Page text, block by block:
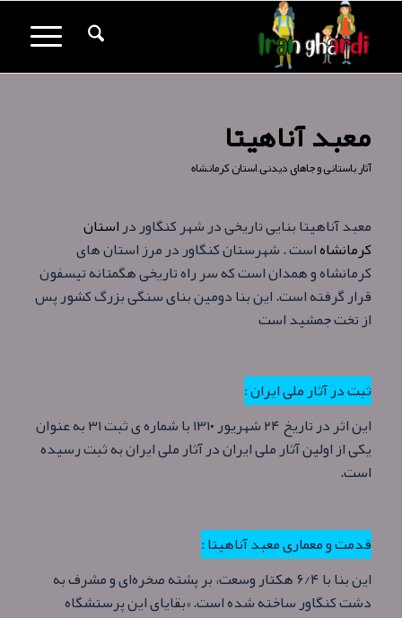
معبد آناهیتا
آثار باستانی و جاهای دیدنی,استان کرمانشاه
معبد آناهیتا بنایی تاریخی در شهر کنگاور دراستان
کرمانشاهاست . شهرستان کنگاور در مرز استان‌ های
کرمانشاه و همدان است که سر راه تاریخی هگمتانه تیسفون
قرار گرفته‌ است. این بنا دومین بنای سنگی بزرگ کشور پس
از تخت جمشید است
ثبت در آثار ملی ایران :
این اثر در تاریخ ۲۴ شهریور ۱۳۱۰ با شماره ی ثبت ۳۱ به‌ عنوان
یکی از اولین آثار ملی ایران در آثار ملی ایران به ثبت رسیده‌
است.
قدمت و معماری معبد آناهیتا :
این بنا با ۶/۴ هکتار وسعت، بر پشته صخره‌ای و مشرف به
دشت کنگاور ساخته شده‌ است. «بقایای این پرستشگاه